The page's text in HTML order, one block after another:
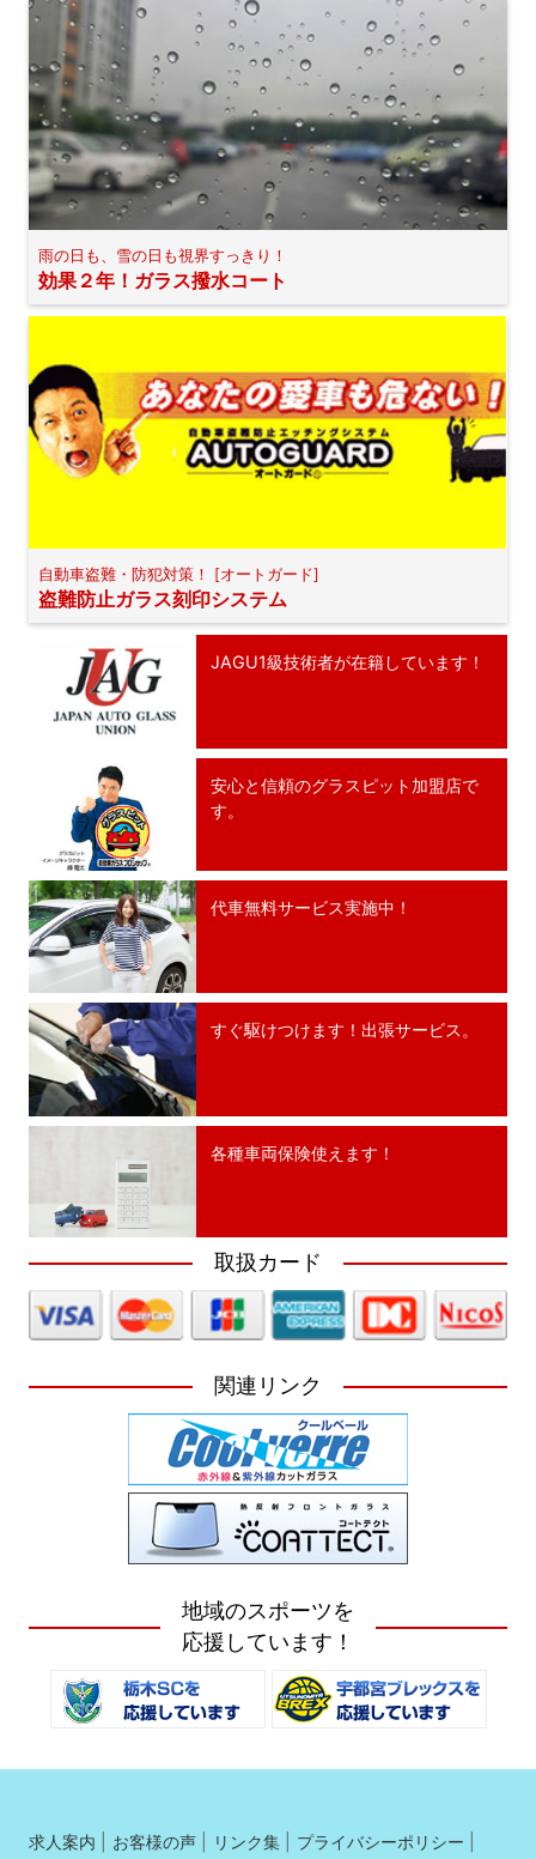
雨の日も、雪の日も視界すっきり！
効果２年！ガラス撥水コート
自動車盗難・防犯対策！ [オートガード]
盗難防止ガラス刻印システム
JAGU1級技術者が在籍しています！
安心と信頼のグラスピット加盟店で
す。
代車無料サービス実施中！
すぐ駆けつけます！出張サービス。
各種車両保険使えます！
取扱カード
関連リンク
地域のスポーツを
応援しています！
求人案内 お客様の声 リンク集
プライバシーポリシー